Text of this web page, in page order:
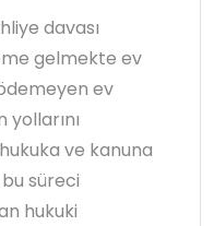
davası
gelmekte ev
ev
ve kanuna
süreci
hukuki